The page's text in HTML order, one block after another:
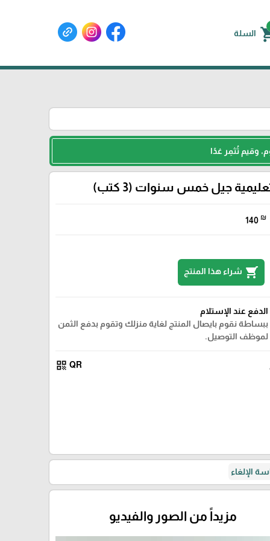
السلة
وقيم تُثمِر غدًا
جيل خمس سنوات (3 كتب)
140 ₪
shopping_cart شراء هذا المنتج
الدفع عند الإستلام
ببساطة نقوم بايصال المنتج لغاية منزلك وتقوم بدفع الثمن
لموظف التوصيل.
QR
qr_code
الإلغاء
مزيداً من الصور والفيديو